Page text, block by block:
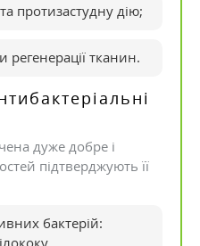
протизастудну дію;
регенерації тканин.
дуже добре і
підтверджують її
бактерій: